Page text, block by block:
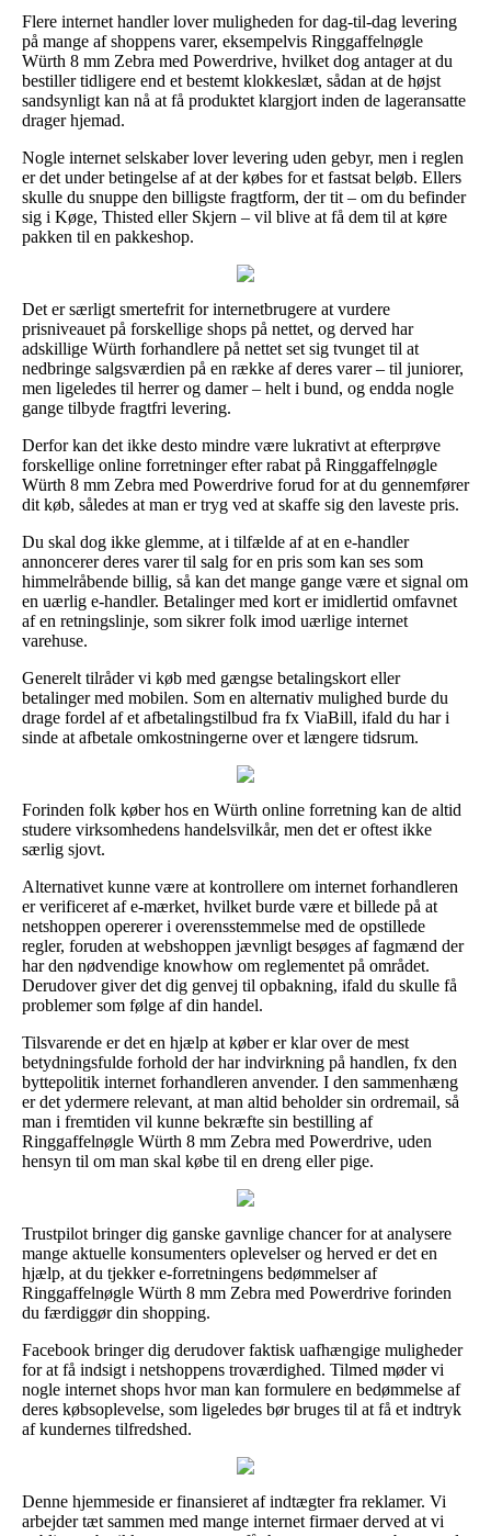
Flere internet handler lover muligheden for dag-til-dag levering
på mange af shoppens varer, eksempelvis Ringgaffelnøgle
Würth 8 mm Zebra med Powerdrive, hvilket dog antager at du
bestiller tidligere end et bestemt klokkeslæt, sådan at de højst
sandsynligt kan nå at få produktet klargjort inden de lageransatte
drager hjemad.
Nogle internet selskaber lover levering uden gebyr, men i reglen
er det under betingelse af at der købes for et fastsat beløb. Ellers
skulle du snuppe den billigste fragtform, der tit – om du befinder
sig i Køge, Thisted eller Skjern – vil blive at få dem til at køre
pakken til en pakkeshop.
Det er særligt smertefrit for internetbrugere at vurdere
prisniveauet på forskellige shops på nettet, og derved har
adskillige Würth forhandlere på nettet set sig tvunget til at
nedbringe salgsværdien på en række af deres varer – til juniorer,
men ligeledes til herrer og damer – helt i bund, og endda nogle
gange tilbyde fragtfri levering.
Derfor kan det ikke desto mindre være lukrativt at efterprøve
forskellige online forretninger efter rabat på Ringgaffelnøgle
Würth 8 mm Zebra med Powerdrive forud for at du gennemfører
dit køb, således at man er tryg ved at skaffe sig den laveste pris.
Du skal dog ikke glemme, at i tilfælde af at en e-handler
annoncerer deres varer til salg for en pris som kan ses som
himmelråbende billig, så kan det mange gange være et signal om
en uærlig e-handler. Betalinger med kort er imidlertid omfavnet
af en retningslinje, som sikrer folk imod uærlige internet
varehuse.
Generelt tilråder vi køb med gængse betalingskort eller
betalinger med mobilen. Som en alternativ mulighed burde du
drage fordel af et afbetalingstilbud fra fx ViaBill, ifald du har i
sinde at afbetale omkostningerne over et længere tidsrum.
Forinden folk køber hos en Würth online forretning kan de altid
studere virksomhedens handelsvilkår, men det er oftest ikke
særlig sjovt.
Alternativet kunne være at kontrollere om internet forhandleren
er verificeret af e-mærket, hvilket burde være et billede på at
netshoppen opererer i overensstemmelse med de opstillede
regler, foruden at webshoppen jævnligt besøges af fagmænd der
har den nødvendige knowhow om reglementet på området.
Derudover giver det dig genvej til opbakning, ifald du skulle få
problemer som følge af din handel.
Tilsvarende er det en hjælp at køber er klar over de mest
betydningsfulde forhold der har indvirkning på handlen, fx den
byttepolitik internet forhandleren anvender. I den sammenhæng
er det ydermere relevant, at man altid beholder sin ordremail, så
man i fremtiden vil kunne bekræfte sin bestilling af
Ringgaffelnøgle Würth 8 mm Zebra med Powerdrive, uden
hensyn til om man skal købe til en dreng eller pige.
Trustpilot bringer dig ganske gavnlige chancer for at analysere
mange aktuelle konsumenters oplevelser og herved er det en
hjælp, at du tjekker e-forretningens bedømmelser af
Ringgaffelnøgle Würth 8 mm Zebra med Powerdrive forinden
du færdiggør din shopping.
Facebook bringer dig derudover faktisk uafhængige muligheder
for at få indsigt i netshoppens troværdighed. Tilmed møder vi
nogle internet shops hvor man kan formulere en bedømmelse af
deres købsoplevelse, som ligeledes bør bruges til at få et indtryk
af kundernes tilfredshed.
Denne hjemmeside er finansieret af indtægter fra reklamer. Vi
arbejder tæt sammen med mange internet firmaer derved at vi